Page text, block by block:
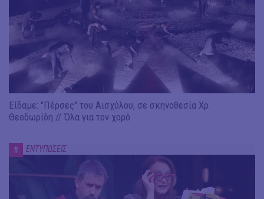
Είδαμε: "Πέρσες" του Αισχύλου, σε σκηνοθεσία Χρ.
Θεοδωρίδη // Όλα για τον χορό
# ΕΝΤΥΠΩΣΕΙΣ